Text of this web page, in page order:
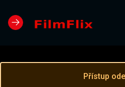
Přístup